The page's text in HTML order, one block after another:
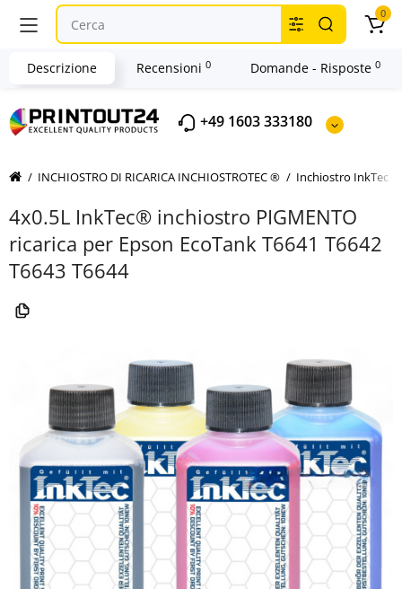
+49 1603 333180
0
INCHIOSTRO DI RICARICA INCHIOSTROTEC ® Inchiostro InkTec ®
4x0.5L InkTec® inchiostro PIGMENTO
ricarica per Epson EcoTank T6641 T6642
T6643 T6644
Descrizione Recensioni 0 Domande - Risposte 0